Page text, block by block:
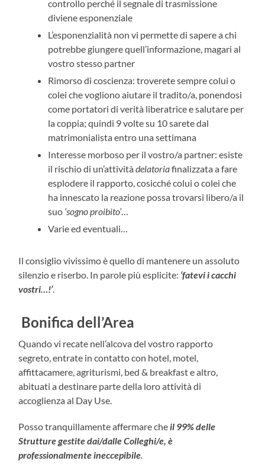
controllo perché il segnale di trasmissione
diviene esponenziale
L’esponenzialità non vi permette di sapere a chi
potrebbe giungere quell’informazione, magari al
vostro stesso partner
Rimorso di coscienza: troverete sempre colui o
colei che vogliono aiutare il tradito/a, ponendosi
come portatori di verità liberatrice e salutare per
la coppia; quindi 9 volte su 10 sarete dal
matrimonialista entro una settimana
Interesse morboso per il vostro/a partner: esiste
il rischio di un’attivitàdelatoriafinalizzata a fare
esplodere il rapporto, cosicché colui o colei che
ha innescato la reazione possa trovarsi libero/a il
suo ‘sogno proibito’…
Varie ed eventuali…
Il consiglio vivissimo è quello di mantenere un assoluto
silenzio e riserbo. In parole più esplicite: ‘fatevi i cacchi
vostri…!’.
Bonifica dell’Area
Quando vi recate nell’alcova del vostro rapporto
segreto, entrate in contatto con hotel, motel,
affittacamere, agriturismi, bed & breakfast e altro,
abituati a destinare parte della loro attività di
accoglienza al Day Use.
Posso tranquillamente affermare cheil 99% delle
Strutture gestite dai/dalle Colleghi/e, è
professionalmente ineccepibile.